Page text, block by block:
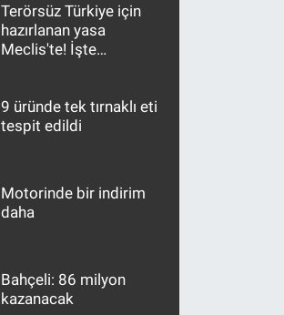
Terörsüz Türkiye için
hazırlanan yasa
Meclis'te! İşte
9 üründe tek tırnaklı eti
tespit edildi
Motorinde bir indirim
daha
Bahçeli: 86 milyon
kazanacak